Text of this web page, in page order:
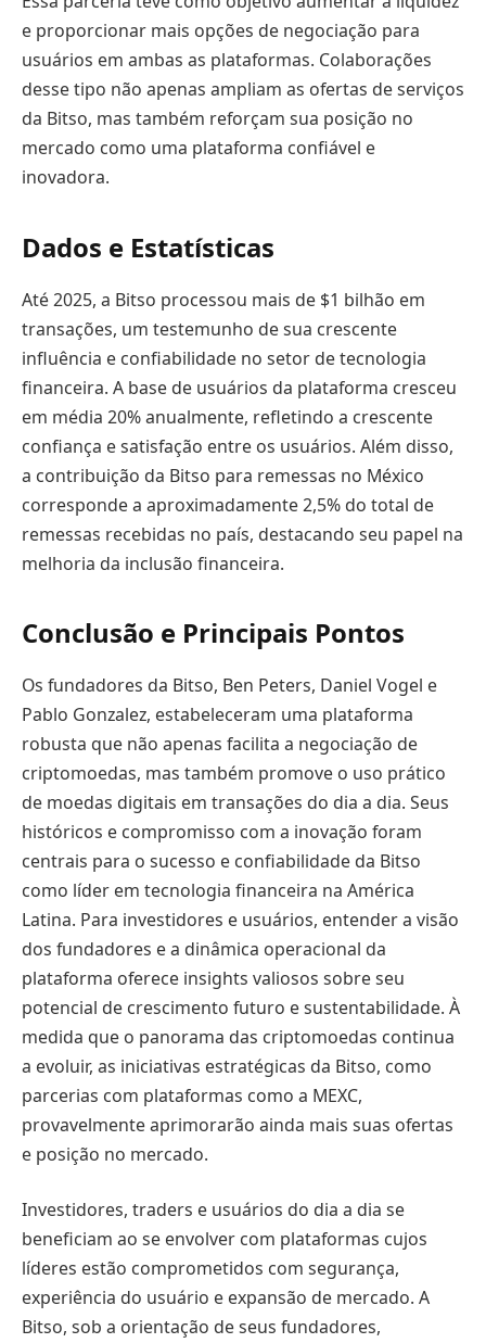
e proporcionar mais opções de negociação para
usuários em ambas as plataformas. Colaborações
desse tipo não apenas ampliam as ofertas de serviços
da Bitso, mas também reforçam sua posição no
mercado como uma plataforma confiável e
inovadora.
Dados e Estatísticas
Até 2025, a Bitso processou mais de $1 bilhão em
transações, um testemunho de sua crescente
influência e confiabilidade no setor de tecnologia
financeira. A base de usuários da plataforma cresceu
em média 20% anualmente, refletindo a crescente
confiança e satisfação entre os usuários. Além disso,
a contribuição da Bitso para remessas no México
corresponde a aproximadamente 2,5% do total de
remessas recebidas no país, destacando seu papel na
melhoria da inclusão financeira.
Conclusão e Principais Pontos
Os fundadores da Bitso, Ben Peters, Daniel Vogel e
Pablo Gonzalez, estabeleceram uma plataforma
robusta que não apenas facilita a negociação de
criptomoedas, mas também promove o uso prático
de moedas digitais em transações do dia a dia. Seus
históricos e compromisso com a inovação foram
centrais para o sucesso e confiabilidade da Bitso
como líder em tecnologia financeira na América
Latina. Para investidores e usuários, entender a visão
dos fundadores e a dinâmica operacional da
plataforma oferece insights valiosos sobre seu
potencial de crescimento futuro e sustentabilidade. À
medida que o panorama das criptomoedas continua
a evoluir, as iniciativas estratégicas da Bitso, como
parcerias com plataformas como a MEXC,
provavelmente aprimorarão ainda mais suas ofertas
e posição no mercado.
Investidores, traders e usuários do dia a dia se
beneficiam ao se envolver com plataformas cujos
líderes estão comprometidos com segurança,
experiência do usuário e expansão de mercado. A
Bitso, sob a orientação de seus fundadores,